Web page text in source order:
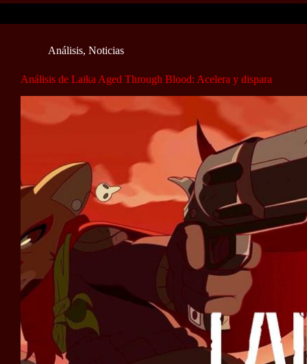
Análisis, Noticias
Análisis de Laika Aged Through Blood: Acelera y dispara